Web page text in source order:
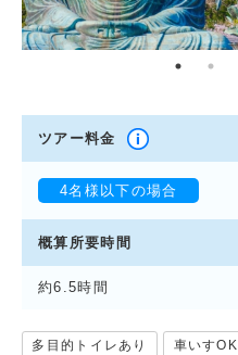
ツアー料金
4名様以下の場合
４名様の１名様料金 円
３名様の１名様料金 円
２名様の１名様料金 円
１名様料金 円
概算所要時間
約6.5時間
多目的トイレあり 車いすOK